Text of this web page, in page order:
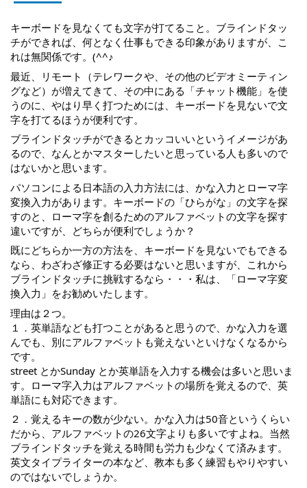
キーボードを見なくても文字が打てること。ブラインドタッ
チができれば、何となく仕事もできる印象がありますが、こ
れは無関係です。(^^♪
最近、リモート（テレワークや、その他のビデオミーティン
グなど）が増えてきて、その中にある「チャット機能」を使
うのに、やはり早く打つためには、キーボードを見ないで文
字を打てるほうが便利です。
ブラインドタッチができるとカッコいいというイメージがあ
るので、なんとかマスターしたいと思っている人も多いので
はないかと思います。
パソコンによる日本語の入力方法には、かな入力とローマ字
変換入力があります。キーボードの「ひらがな」の文字を探
すのと、ローマ字を創るためのアルファベットの文字を探す
違いですが、どちらが便利でしょうか？
既にどちらか一方の方法を、キーボードを見ないでもできる
なら、わざわざ修正する必要はないと思いますが、これから
ブラインドタッチに挑戦するなら・・・私は、「ローマ字変
換入力」をお勧めいたします。
理由は２つ。
１．英単語なども打つことがあると思うので、かな入力を選
んでも、別にアルファベットも覚えないといけなくなるから
です。
street とかSunday とか英単語を入力する機会は多いと思いま
す。ローマ字入力はアルファベットの場所を覚えるので、英
単語にも対応できます。
２．覚えるキーの数が少ない。かな入力は50音というくらい
だから、アルファベットの26文字よりも多いですよね。当然
ブラインドタッチを覚える時間も労力も少なくて済みます。
英文タイプライターの本など、教本も多く練習もやりやすい
のではないでしょうか。